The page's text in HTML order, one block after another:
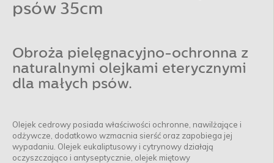
psów 35cm
Obroża pielęgnacyjno-ochronna z
naturalnymi olejkami eterycznymi
dla małych psów.
Olejek cedrowy posiada właściwości ochronne, nawilżające i
odżywcze, dodatkowo wzmacnia sierść oraz zapobiega jej
wypadaniu. Olejek eukaliptusowy i cytrynowy działają
oczyszczająco i antyseptycznie, olejek miętowy